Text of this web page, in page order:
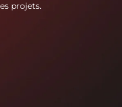
projets.